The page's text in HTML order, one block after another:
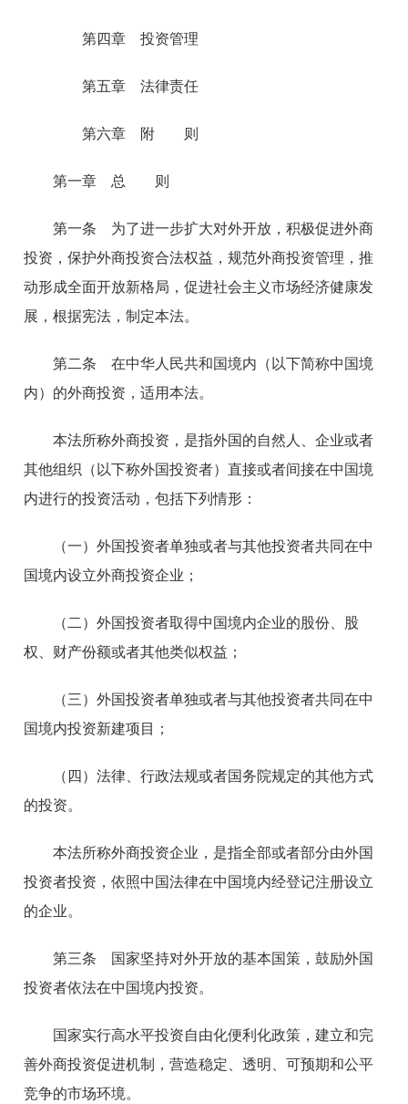
第四章 投资管理
第五章 法律责任
第六章 附 则
第一章 总 则
第一条 为了进一步扩大对外开放，积极促进外商
投资，保护外商投资合法权益，规范外商投资管理，推
动形成全面开放新格局，促进社会主义市场经济健康发
展，根据宪法，制定本法。
第二条 在中华人民共和国境内（以下简称中国境
内）的外商投资，适用本法。
本法所称外商投资，是指外国的自然人、企业或者
其他组织（以下称外国投资者）直接或者间接在中国境
内进行的投资活动，包括下列情形：
（一）外国投资者单独或者与其他投资者共同在中
国境内设立外商投资企业；
（二）外国投资者取得中国境内企业的股份、股
权、财产份额或者其他类似权益；
（三）外国投资者单独或者与其他投资者共同在中
国境内投资新建项目；
（四）法律、行政法规或者国务院规定的其他方式
的投资。
本法所称外商投资企业，是指全部或者部分由外国
投资者投资，依照中国法律在中国境内经登记注册设立
的企业。
第三条 国家坚持对外开放的基本国策，鼓励外国
投资者依法在中国境内投资。
国家实行高水平投资自由化便利化政策，建立和完
善外商投资促进机制，营造稳定、透明、可预期和公平
竞争的市场环境。